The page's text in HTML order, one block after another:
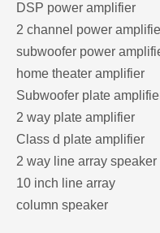
DSP power amplifier
2 channel power
subwoofer power
home theater amplifier
Subwoofer plate
2 way plate amplifier
Class d plate amplifier
2 way line array speaker
10 inch line array
column speaker